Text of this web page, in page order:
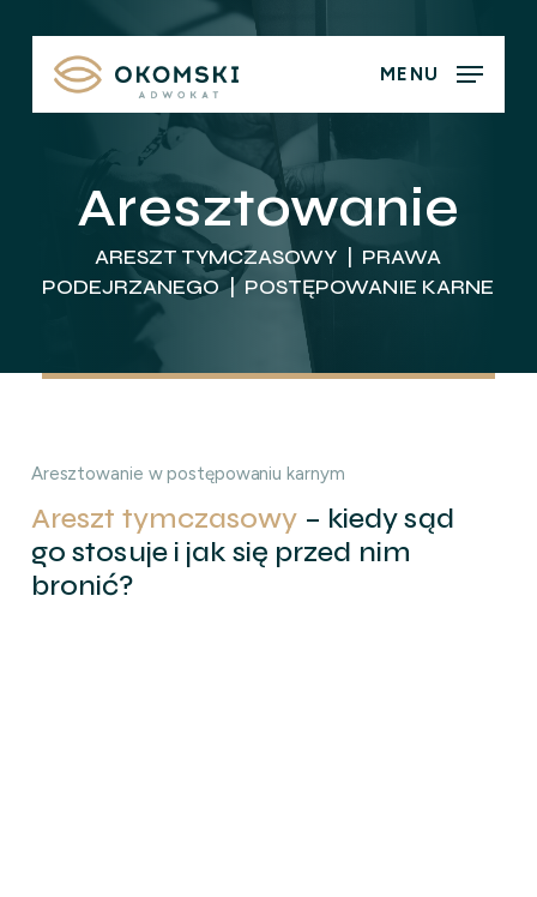
content
MENU
Aresztowanie
ARESZT TYMCZASOWY | PRAWA
PODEJRZANEGO | POSTĘPOWANIE KARNE
Aresztowanie w postępowaniu karnym
Areszt tymczasowy – kiedy sąd
go stosuje i jak się przed nim
bronić?